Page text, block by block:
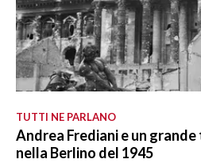
TUTTI NE PARLANO
Andrea Frediani e un
nella Berlino del 1945